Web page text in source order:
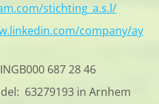
stichting_a.s.l/
company/ay
687 28 46
63279193 in Arnhem